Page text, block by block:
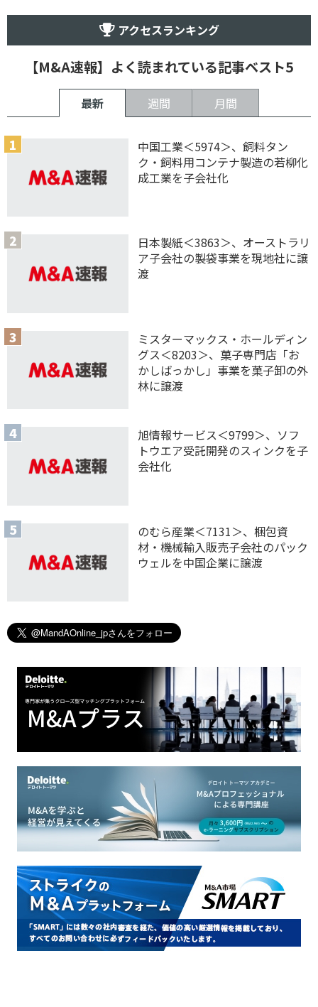
アクセスランキング
【M&A速報】よく読まれている記事ベスト5
最新 週間 月間
中国工業＜5974＞、飼料タン
ク・飼料用コンテナ製造の若柳化
成工業を子会社化
日本製紙＜3863＞、オーストラリ
ア子会社の製袋事業を現地社に譲
渡
ミスターマックス・ホールディン
グス＜8203＞、菓子専門店「お
かしばっかし」事業を菓子卸の外
林に譲渡
旭情報サービス＜9799＞、ソフ
トウエア受託開発のスィンクを子
会社化
のむら産業＜7131＞、梱包資
材・機械輸入販売子会社のパック
ウェルを中国企業に譲渡